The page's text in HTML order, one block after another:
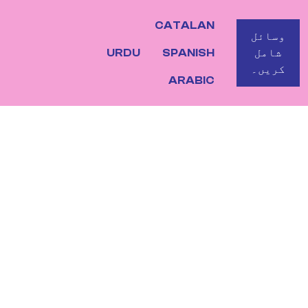
وسائل
شامل
کریں۔
CATALAN
SPANISH
URDU
ARABIC